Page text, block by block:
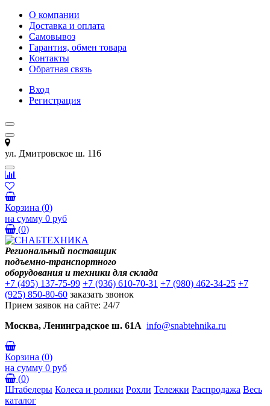
О компании
Доставка и оплата
Самовывоз
Гарантия, обмен товара
Контакты
Обратная связь
Вход
Регистрация
ул. Дмитровское ш. 116
Корзина (0)
на сумму 0 руб
(0)
Региональный поставщик
подъемно-транспортного
оборудования и техники для склада
+7 (495) 137-75-99 +7 (936) 610-70-31 +7 (980) 462-34-25 +7
(925) 850-80-60 заказать звонок
Прием заявок на сайте: 24/7
Москва, Ленинградское ш. 61А info@snabtehnika.ru
Корзина (0)
на сумму 0 руб
(0)
Штабелеры Колеса и ролики Рохли Тележки Распродажа Весь
каталог